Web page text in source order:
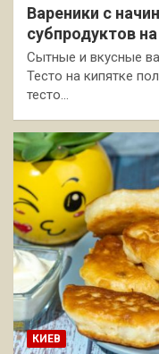
Вареники с
субпродуктов
Сытные и вкусные
Тесто на кипятке
тесто…
КИЕВ